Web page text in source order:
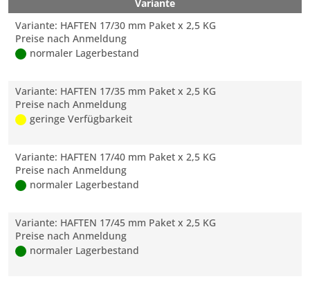
Variante
Variante: HAFTEN 17/30 mm Paket x 2,5 KG
Preise nach Anmeldung
normaler Lagerbestand
Variante: HAFTEN 17/35 mm Paket x 2,5 KG
Preise nach Anmeldung
geringe Verfügbarkeit
Variante: HAFTEN 17/40 mm Paket x 2,5 KG
Preise nach Anmeldung
normaler Lagerbestand
Variante: HAFTEN 17/45 mm Paket x 2,5 KG
Preise nach Anmeldung
normaler Lagerbestand